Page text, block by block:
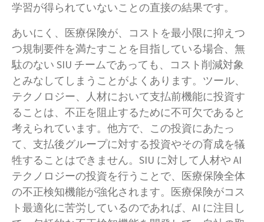
学習が得られていないことの直接の結果です。
あいにく、医療保険が、コストを最小限に抑えつ
つ規制要件を満たすことを目指している場合、無
駄のない SIU チームであっても、コスト削減対象
とみなしてしまうことがよくあります。ツール、
テクノロジー、人材において支払前機能に投資す
ることは、不正を阻止するために不可欠であると
考えられています。他方で、この投資にあたっ
て、支払後グループに対する投資やその育成を犠
牲することはできません。SIU に対して人材や AI
テクノロジーの投資を行うことで、医療保険全体
の不正検知機能が強化されます。医療保険がコス
ト最適化に苦労しているのであれば、AI に注目し